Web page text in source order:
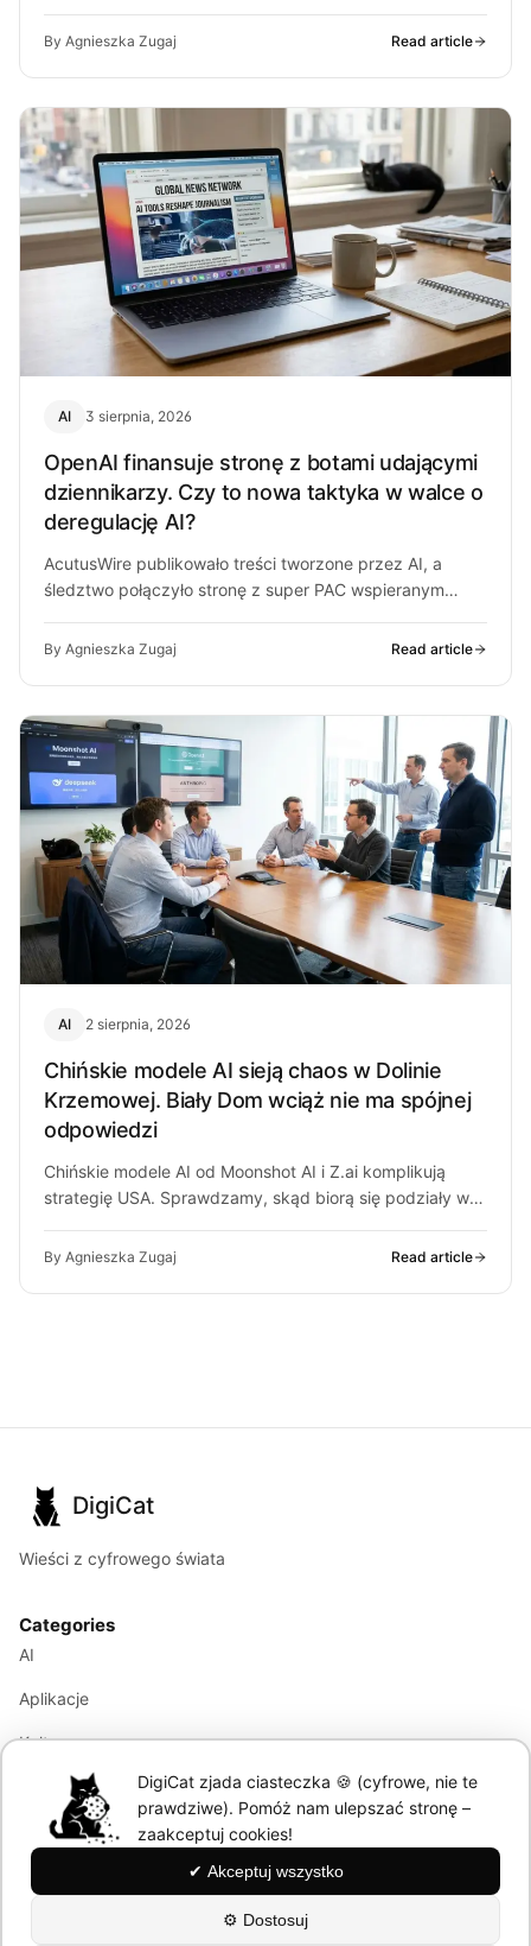
By Agnieszka Zugaj Read article
AI 3 sierpnia, 2026
OpenAI finansuje stronę z botami udającymi
dziennikarzy. Czy to nowa taktyka w walce o
deregulację AI?
AcutusWire publikowało treści tworzone przez AI, a
śledztwo połączyło stronę z super PAC wspieranym
By Agnieszka Zugaj Read article
AI 2 sierpnia, 2026
Chińskie modele AI sieją chaos w Dolinie
Krzemowej. Biały Dom wciąż nie ma spójnej
odpowiedzi
Chińskie modele AI od Moonshot AI i Z.ai komplikują
strategię USA. Sprawdzamy, skąd biorą się podziały w
By Agnieszka Zugaj Read article
DigiCat
Wieści z cyfrowego świata
Categories
AI
Aplikacje
Kultura
Marketing
Modele językowe
About
DigiCat zjada ciasteczka 🍪 (cyfrowe, nie te
prawdziwe). Pomóż nam ulepszać stronę –
zaakceptuj cookies!
✔ Akceptuj wszystko
⚙ Dostosuj